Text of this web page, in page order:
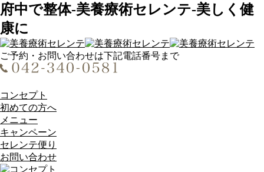
府中で整体-美養療術セレンテ-美しく健
康に
ご予約・お問い合わせは下記電話番号まで
コンセプト
初めての方へ
メニュー
キャンペーン
セレンテ便り
お問い合わせ